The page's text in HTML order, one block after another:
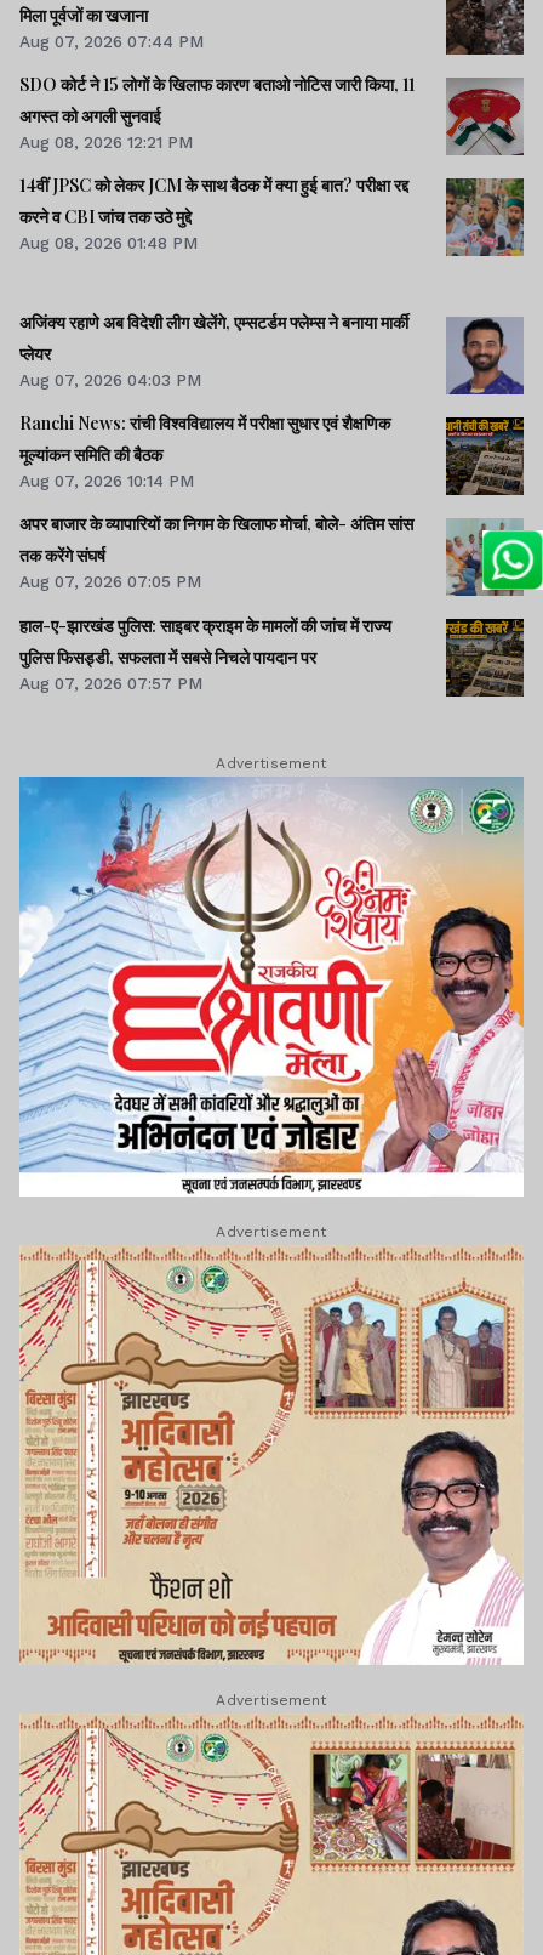
मिला पूर्वजों का खजाना
Aug 07, 2026 07:44 PM
SDO कोर्ट ने 15 लोगों के खिलाफ कारण बताओ नोटिस जारी किया, 11
अगस्त को अगली सुनवाई
Aug 08, 2026 12:21 PM
14वीं JPSC को लेकर JCM के साथ बैठक में क्या हुई बात? परीक्षा रद्द
करने व CBI जांच तक उठे मुद्दे
Aug 08, 2026 01:48 PM
अजिंक्य रहाणे अब विदेशी लीग खेलेंगे, एम्सटर्डम फ्लेम्स ने बनाया मार्की
प्लेयर
Aug 07, 2026 04:03 PM
Ranchi News: रांची विश्वविद्यालय में परीक्षा सुधार एवं शैक्षणिक
मूल्यांकन समिति की बैठक
Aug 07, 2026 10:14 PM
अपर बाजार के व्यापारियों का निगम के खिलाफ मोर्चा, बोले- अंतिम सांस
तक करेंगे संघर्ष
Aug 07, 2026 07:05 PM
हाल-ए-झारखंड पुलिस: साइबर क्राइम के मामलों की जांच में राज्य
पुलिस फिसड्डी, सफलता में सबसे निचले पायदान पर
Aug 07, 2026 07:57 PM
Advertisement
Advertisement
Advertisement